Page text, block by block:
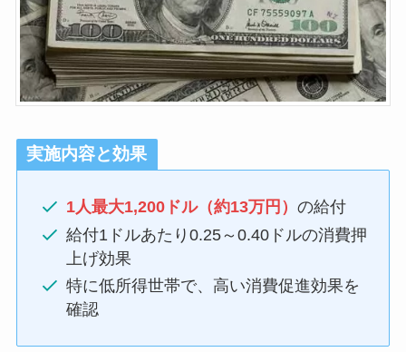
実施内容と効果
1人最大1,200ドル（約13万円） の給付
給付1ドルあたり0.25～0.40ドルの消費押
上げ効果
特に低所得世帯で、高い消費促進効果を
確認